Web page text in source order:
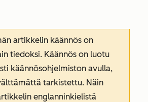
artikkelin käännös on
tiedoksi. Käännös on luotu
käännösohjelmiston avulla,
tarkistettu. Näin
englanninkielistä